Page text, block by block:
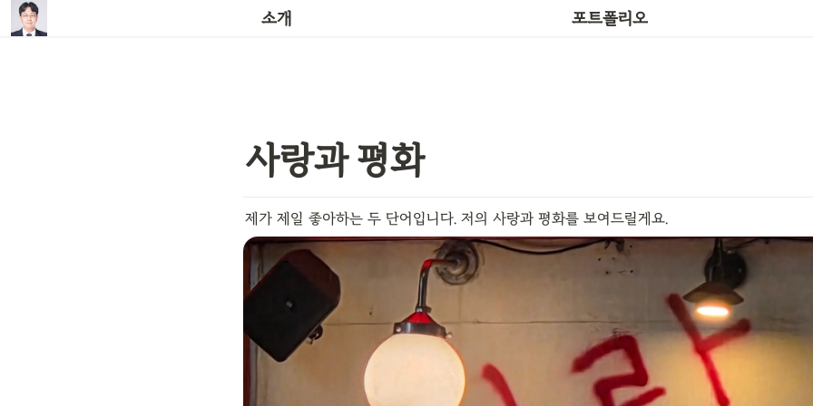
소개 포트폴리오
사랑과 평화 포토그래퍼
사랑과 평화
제가 제일 좋아하는 두 단어입니다. 저의 사랑과 평화를 보여드릴게요.